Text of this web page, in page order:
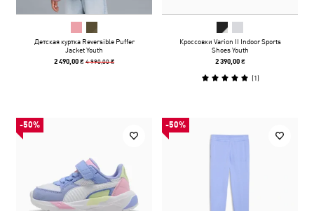
Детская куртка Reversible Puffer
Jacket Youth
2 490,00 ₴4 990,00 ₴
Кроссовки Varion II Indoor Sports
Shoes Youth
2 390,00 ₴
(1)
-50% -50%